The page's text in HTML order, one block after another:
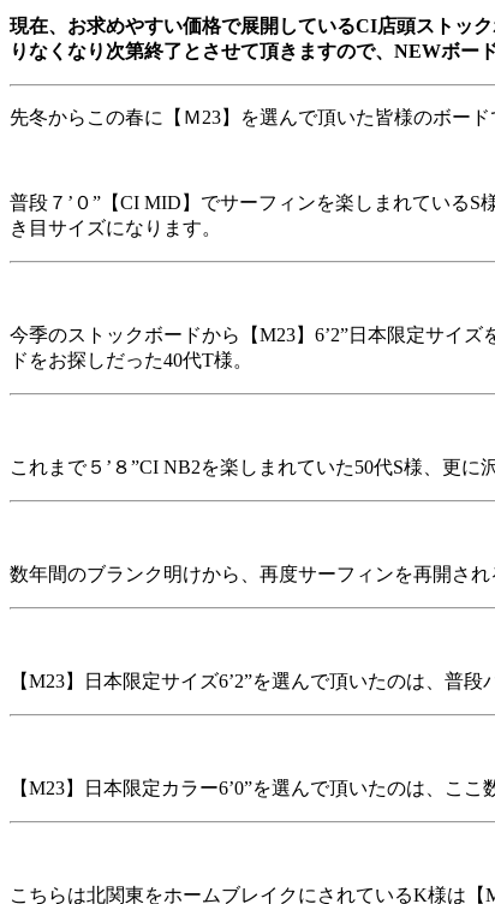
現在、お求めやすい価格で展開しているCI店頭ストッ
りなくなり次第終了とさせて頂きますので、NEWボー
先冬からこの春に【Ｍ23】を選んで頂いた皆様のボード
普段７’０”【CI MID】でサーフィンを楽しまれている
き目サイズになります。
今季のストックボードから【M23】6’2”日本限定サイ
ドをお探しだった40代T様。
これまで５’８”CI NB2を楽しまれていた50代S様、更
数年間のブランク明けから、再度サーフィンを再開さ
【M23】日本限定サイズ6’2”を選んで頂いたのは、普
【M23】日本限定カラー6’0”を選んで頂いたのは、こ
こちらは北関東をホームブレイクにされているK様は【